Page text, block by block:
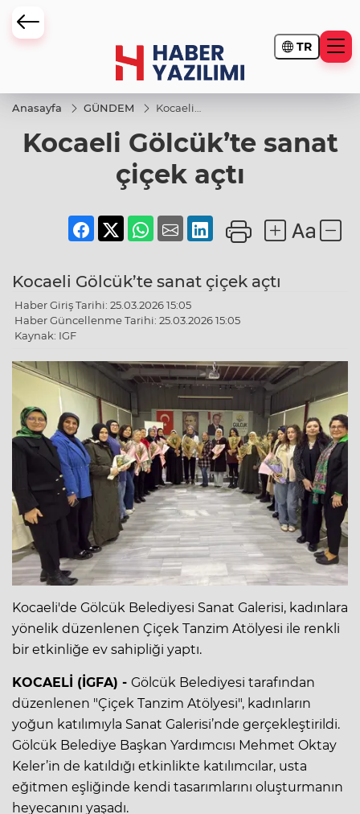
TR
Anasayfa GÜNDEM
Kocaeli
sanat
çiçek açtı
Kocaeli Gölcük’te sanat
çiçek açtı
Kocaeli Gölcük’te sanat çiçek açtı
Haber Giriş Tarihi: 25.03.2026 15:05
Haber Güncellenme Tarihi: 25.03.2026 15:05
Kaynak: IGF
Kocaeli'de Gölcük Belediyesi Sanat Galerisi, kadınlara
yönelik düzenlenen Çiçek Tanzim Atölyesi ile renkli
bir etkinliğe ev sahipliği yaptı.
KOCAELİ (İGFA) - Gölcük Belediyesi tarafından
düzenlenen "Çiçek Tanzim Atölyesi", kadınların
yoğun katılımıyla Sanat Galerisi’nde gerçekleştirildi.
Gölcük Belediye Başkan Yardımcısı Mehmet Oktay
Keler’in de katıldığı etkinlikte katılımcılar, usta
eğitmen eşliğinde kendi tasarımlarını oluşturmanın
heyecanını yaşadı.